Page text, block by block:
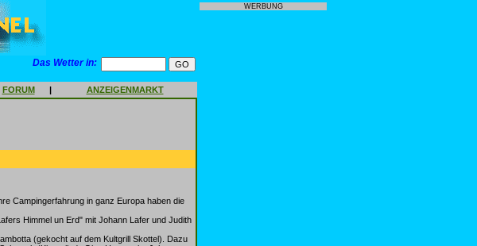
Das Wetter in:
FORUM | ANZEIGENMARKT
Campingerfahrung in ganz Europa haben die
Himmel un Erd" mit Johann Lafer und Judith
(gekocht auf dem Kultgrill Skottel). Dazu
WERBUNG